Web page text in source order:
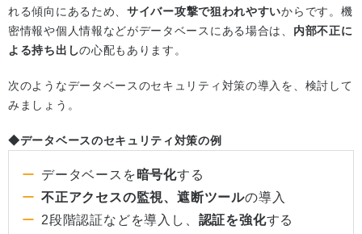
れる傾向にあるため、 サイバー攻撃で狙われやすいからです。機
密情報や個人情報などがデータベースにある場合は、 内部不正に
よる持ち出しの心配もあります。
次のようなデータベースのセキュリティ対策の導入を、検討して
みましょう。
◆データベースのセキュリティ対策の例
データベースを 暗号化する
不正アクセスの監視、遮断ツールの導入
2段階認証などを導入し、 認証を強化する